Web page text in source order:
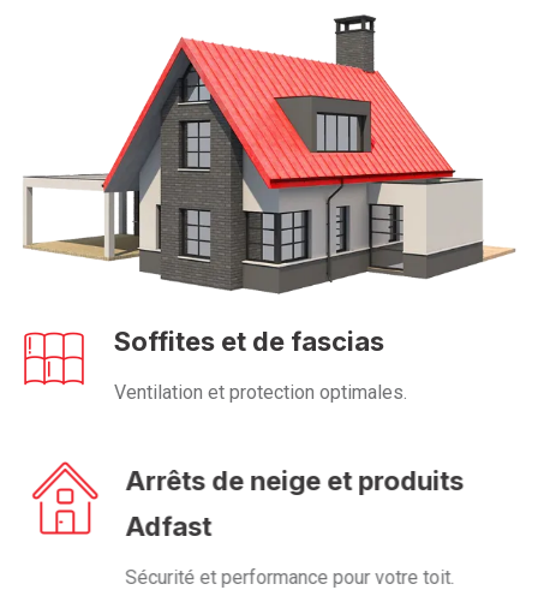
Soffites et de fascias
Ventilation et protection optimales.
Arrêts de neige et produits
Adfast
Sécurité et performance pour votre toit.